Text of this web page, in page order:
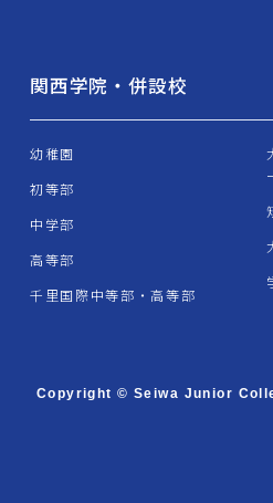
関西学院・併設校
幼稚園
初等部
中学部
高等部
千里国際中等部・高等部
Copyright © Seiwa Junior